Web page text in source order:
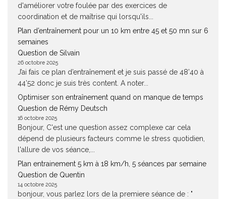
d'améliorer votre foulée par des exercices de
coordination et de maîtrise qui lorsqu'ils...
Plan d’entraînement pour un 10 km entre 45 et 50 mn sur 6
semaines
Question de Silvain
26 octobre 2025
J’ai fais ce plan d’entraînement et je suis passé de 48’40 à
44’52 donc je suis très content. A noter...
Optimiser son entraînement quand on manque de temps
Question de Rémy Deutsch
16 octobre 2025
Bonjour, C'est une question assez complexe car cela
dépend de plusieurs facteurs comme le stress quotidien,
l'allure de vos séance,...
Plan entrainement 5 km à 18 km/h, 5 séances par semaine
Question de Quentin
14 octobre 2025
bonjour, vous parlez lors de la premiere séance de : "